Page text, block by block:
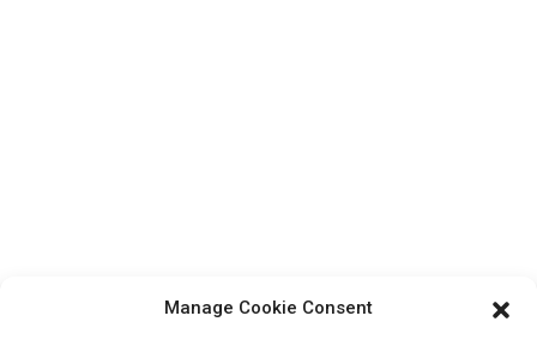
Manage Cookie Consent